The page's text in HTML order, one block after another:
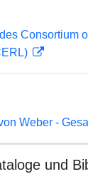
Consortium
Weber -
und